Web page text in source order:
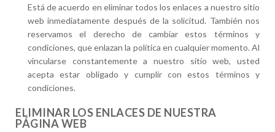
Está de acuerdo en eliminar todos los enlaces a nuestro sitio
web inmediatamente después de la solicitud. También nos
reservamos el derecho de cambiar estos términos y
condiciones, que enlazan la política en cualquier momento. Al
vincularse constantemente a nuestro sitio web, usted
acepta estar obligado y cumplir con estos términos y
condiciones.
ELIMINAR LOS ENLACES DE NUESTRA
PÁGINA WEB